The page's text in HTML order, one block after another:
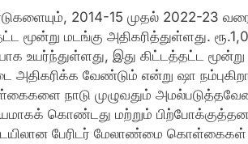
2014-15 முதல் 2022-23
மூன்று மடங்கு அதிகரித்துள்ளது.
உயர்ந்துள்ளது, இது கிட்டத்தட்ட
வேண்டும் என்று ஷா
நாடு முழுவதும்
கொண்டது மற்றும்
பேரிடர் மேலாண்மை